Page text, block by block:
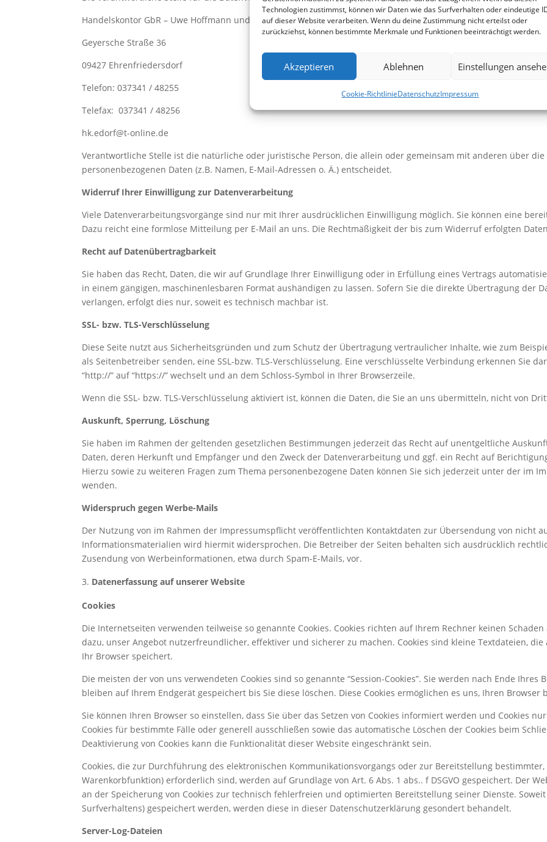
Technologien zustimmst, können wir Daten wie das Surfverhalten oder eindeutige
auf dieser Website verarbeiten. Wenn du deine Zustimmung nicht erteilst oder
zurückziehst, können bestimmte Merkmale und Funktionen beeinträchtigt werden.
Akzeptieren Ablehnen Einstellungen
Cookie-RichtlinieDatenschutzImpressum
Handelskontor GbR – Uwe Hoffmann und Jens Meinhold
Geyersche Straße 36
09427 Ehrenfriedersdorf
Telefon: 037341 / 48255
Telefax: 037341 / 48256
hk.edorf@t-online.de
Verantwortliche Stelle ist die natürliche oder juristische Person, die allein oder gemeinsam mit anderen über
personenbezogenen Daten (z.B. Namen, E-Mail-Adressen o. Ä.) entscheidet.
Widerruf Ihrer Einwilligung zur Datenverarbeitung
Viele Datenverarbeitungsvorgänge sind nur mit Ihrer ausdrücklichen Einwilligung möglich. Sie können eine
Dazu reicht eine formlose Mitteilung per E-Mail an uns. Die Rechtmäßigkeit der bis zum Widerruf erfolgten
Recht auf Datenübertragbarkeit
Sie haben das Recht, Daten, die wir auf Grundlage Ihrer Einwilligung oder in Erfüllung eines Vertrags
in einem gängigen, maschinenlesbaren Format aushändigen zu lassen. Sofern Sie die direkte Übertragung der
verlangen, erfolgt dies nur, soweit es technisch machbar ist.
SSL- bzw. TLS-Verschlüsselung
Diese Seite nutzt aus Sicherheitsgründen und zum Schutz der Übertragung vertraulicher Inhalte, wie zum
als Seitenbetreiber senden, eine SSL-bzw. TLS-Verschlüsselung. Eine verschlüsselte Verbindung erkennen Sie
“http://” auf “https://” wechselt und an dem Schloss-Symbol in Ihrer Browserzeile.
Wenn die SSL- bzw. TLS-Verschlüsselung aktiviert ist, können die Daten, die Sie an uns übermitteln, nicht von
Auskunft, Sperrung, Löschung
Sie haben im Rahmen der geltenden gesetzlichen Bestimmungen jederzeit das Recht auf unentgeltliche
Daten, deren Herkunft und Empfänger und den Zweck der Datenverarbeitung und ggf. ein Recht auf
Hierzu sowie zu weiteren Fragen zum Thema personenbezogene Daten können Sie sich jederzeit unter der im
wenden.
Widerspruch gegen Werbe-Mails
Der Nutzung von im Rahmen der Impressumspflicht veröffentlichten Kontaktdaten zur Übersendung von nicht
Informationsmaterialien wird hiermit widersprochen. Die Betreiber der Seiten behalten sich ausdrücklich
Zusendung von Werbeinformationen, etwa durch Spam-E-Mails, vor.
Datenerfassung auf unserer Website
Cookies
Die Internetseiten verwenden teilweise so genannte Cookies. Cookies richten auf Ihrem Rechner keinen
dazu, unser Angebot nutzerfreundlicher, effektiver und sicherer zu machen. Cookies sind kleine Textdateien,
Ihr Browser speichert.
Die meisten der von uns verwendeten Cookies sind so genannte “Session-Cookies”. Sie werden nach Ende Ihres
bleiben auf Ihrem Endgerät gespeichert bis Sie diese löschen. Diese Cookies ermöglichen es uns, Ihren
Sie können Ihren Browser so einstellen, dass Sie über das Setzen von Cookies informiert werden und Cookies
Cookies für bestimmte Fälle oder generell ausschließen sowie das automatische Löschen der Cookies beim
Deaktivierung von Cookies kann die Funktionalität dieser Website eingeschränkt sein.
Cookies, die zur Durchführung des elektronischen Kommunikationsvorgangs oder zur Bereitstellung
Warenkorbfunktion) erforderlich sind, werden auf Grundlage von Art. 6 Abs. 1 abs.. f DSGVO gespeichert. Der
an der Speicherung von Cookies zur technisch fehlerfreien und optimierten Bereitstellung seiner Dienste. Soweit
Surfverhaltens) gespeichert werden, werden diese in dieser Datenschutzerklärung gesondert behandelt.
Server-Log-Dateien